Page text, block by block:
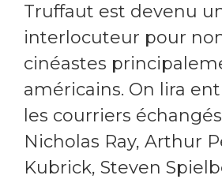
Truffaut est devenu
interlocuteur pour
cinéastes
américains. On lira
les courriers
Nicholas Ray, Arthur
Kubrick, Steven